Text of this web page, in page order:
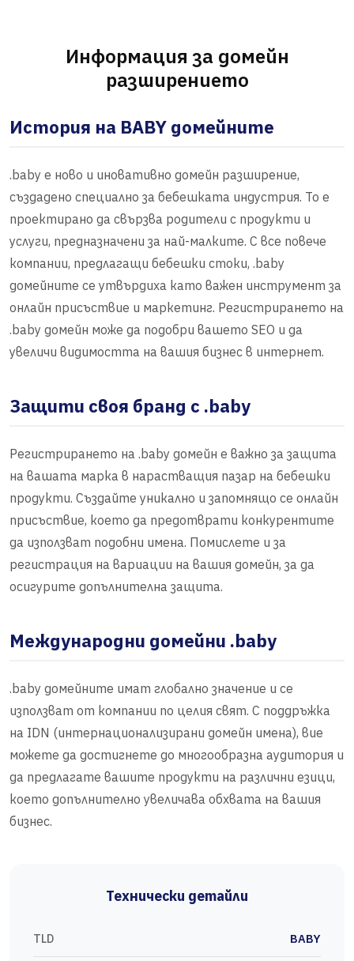
Информация за домейн
разширението
История на BABY домейните
.baby е ново и иновативно домейн разширение,
създадено специално за бебешката индустрия. То е
проектирано да свързва родители с продукти и
услуги, предназначени за най-малките. С все повече
компании, предлагащи бебешки стоки, .baby
домейните се утвърдиха като важен инструмент за
онлайн присъствие и маркетинг. Регистрирането на
.baby домейн може да подобри вашето SEO и да
увеличи видимостта на вашия бизнес в интернет.
Защити своя бранд с .baby
Регистрирането на .baby домейн е важно за защита
на вашата марка в нарастващия пазар на бебешки
продукти. Създайте уникално и запомнящо се онлайн
присъствие, което да предотврати конкурентите
да използват подобни имена. Помислете и за
регистрация на вариации на вашия домейн, за да
осигурите допълнителна защита.
Международни домейни .baby
.baby домейните имат глобално значение и се
използват от компании по целия свят. С поддръжка
на IDN (интернационализирани домейн имена), вие
можете да достигнете до многообразна аудитория и
да предлагате вашите продукти на различни езици,
което допълнително увеличава обхвата на вашия
бизнес.
Технически детайли
TLD BABY